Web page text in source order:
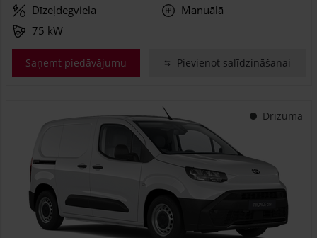
Dīzeļdegviela
Manuālā
75 kW
Saņemt piedāvājumu Pievienot salīdzināšanai
Drīzumā